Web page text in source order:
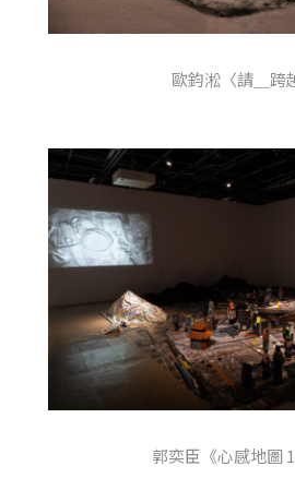
歐鈞淞〈請＿跨
郭奕臣《心感地圖